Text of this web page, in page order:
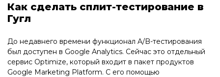
Как сделать сплит-тестирование в
Гугл
До недавнего времени функционал A/B-тестирования
был доступен в Google Analytics. Сейчас это отдельный
сервис Optimize, который входит в пакет продуктов
Google Marketing Platform. С его помощью